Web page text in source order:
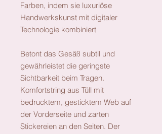
Farben, indem sie luxuriöse
Handwerkskunst mit digitaler
Technologie kombiniert
Betont das Gesäß subtil und
gewährleistet die geringste
Sichtbarkeit beim Tragen.
Komfortstring aus Tüll mit
bedrucktem, gesticktem Web auf
der Vorderseite und zarten
Stickereien an den Seiten. Der